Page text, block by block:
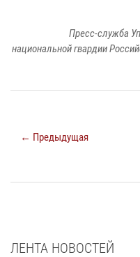
Пресс-служба
национальной гвардии
← Предыдущая
ЛЕНТА НОВОСТЕЙ